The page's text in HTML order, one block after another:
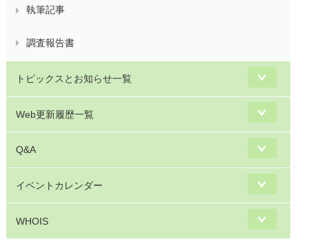
執筆記事
調査報告書
トピックスとお知らせ一覧
Web更新履歴一覧
Q&A
イベントカレンダー
WHOIS